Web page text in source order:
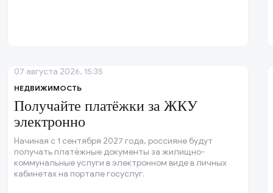
НЕДВИЖИМОСТЬ
Получайте платёжки за ЖКУ
электронно
Начиная с 1 сентября 2027 года, россияне будут
получать платёжные документы за жилищно-
коммунальные услуги в электронном виде в личных
кабинетах на портале госуслуг.
07 августа 2026, 15:35